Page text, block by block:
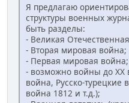
Я предлагаю
структуры военных
быть разделы:
- Великая
- Вторая мировая война;
- Первая мировая война;
- возможно войны до ХХ
война, Русско-турецкие
война 1812 и т.д.);